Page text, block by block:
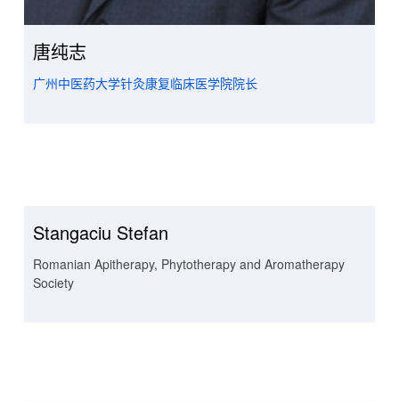
唐纯志
广州中医药大学针灸康复临床医学院院长
Stangaciu Stefan
Romanian Apitherapy, Phytotherapy and Aromatherapy
Society